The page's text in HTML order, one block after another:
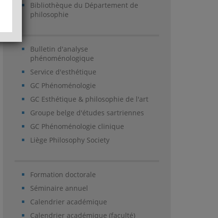
Bibliothèque du Département de
philosophie
Bulletin d'analyse
phénoménologique
Service d'esthétique
GC Phénoménologie
GC Esthétique & philosophie de l'art
Groupe belge d'études sartriennes
GC Phénoménologie clinique
Liège Philosophy Society
Formation doctorale
Séminaire annuel
Calendrier académique
Calendrier académique (faculté)